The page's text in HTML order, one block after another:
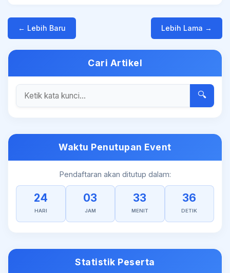
← Lebih Baru Lebih Lama →
Cari Artikel
🔍
Waktu Penutupan Event
Pendaftaran akan ditutup dalam:
24
HARI
03
JAM
33
MENIT
35
DETIK
Statistik Peserta